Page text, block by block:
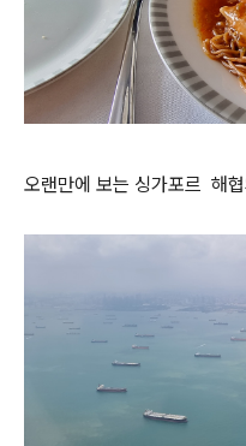
오랜만에 보는 싱가포르 해